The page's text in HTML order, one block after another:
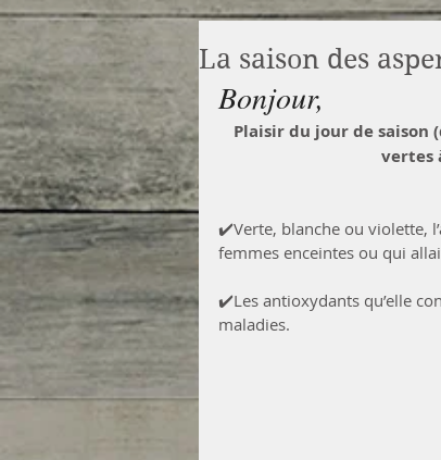
La saison des
Bonjour,
Plaisir du jour de saison
vertes
✔️Verte, blanche ou violette,
femmes enceintes ou qui
✔️Les antioxydants qu’elle
maladies.